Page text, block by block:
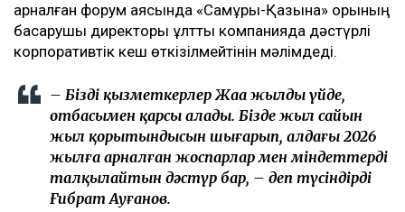
арналған форум аясында «Самұрық-Қазына» қорының
басқарушы директоры ұлттық компанияда дәстүрлі
корпоративтік кеш өткізілмейтінін мәлімдеді.
– Біздің қызметкерлер Жаңа жылды үйде,
отбасымен қарсы алады. Бізде жыл сайын
жыл қорытындысын шығарып, алдағы 2026
жылға арналған жоспарлар мен міндеттерді
талқылайтын дәстүр бар, – деп түсіндірді
Ғибрат Ауғанов.